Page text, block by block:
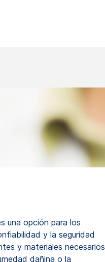
una opción para los
y la seguridad
y materiales necesarios
dañina o la